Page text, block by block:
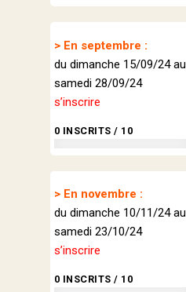
> En septembre :
du dimanche 15/09/24 au
samedi 28/09/24
s’inscrire
0 INSCRITS / 10
> En novembre :
du dimanche 10/11/24 au
samedi 23/10/24
s’inscrire
0 INSCRITS / 10